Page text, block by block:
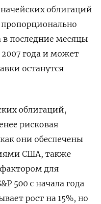
облигаций
в последние месяцы
года и может
останутся
облигаций,
рисковая
они обеспечены
США, также
для
500 с начала года
рост на 15%, но